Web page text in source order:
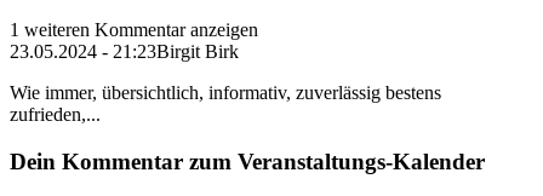
1 weiteren Kommentar anzeigen
23.05.2024 - 21:23Birgit Birk
Wie immer, übersichtlich, informativ, zuverlässig bestens
zufrieden,...
Dein Kommentar zum Veranstaltungs-Kalender